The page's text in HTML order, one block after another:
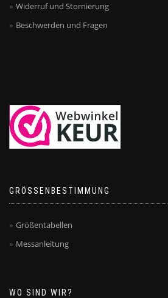
Widerruf und Stornierung
Beschwerden und Fragen
GRÖSSENBESTIMMUNG
Größentabellen
Messanleitung
WO SIND WIR?